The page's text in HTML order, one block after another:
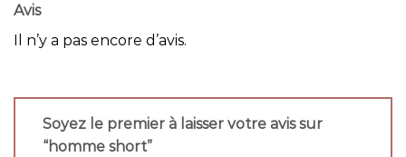
Avis
Il n’y a pas encore d’avis.
Soyez le premier à laisser votre avis sur
“homme short”